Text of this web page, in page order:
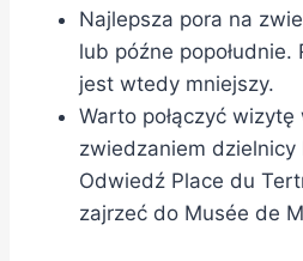
Najlepsza pora na
lub późne popołudnie.
jest wtedy mniejszy.
Warto połączyć
zwiedzaniem
Odwiedź Place du
zajrzeć do Musée de